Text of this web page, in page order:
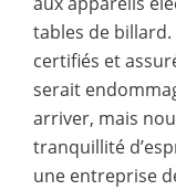
tables de
certifiés et
serait
arriver, mais
tranquillité
une entreprise